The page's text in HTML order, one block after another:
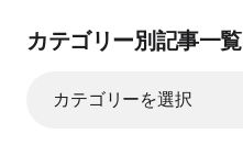
カテゴリー別記事一覧